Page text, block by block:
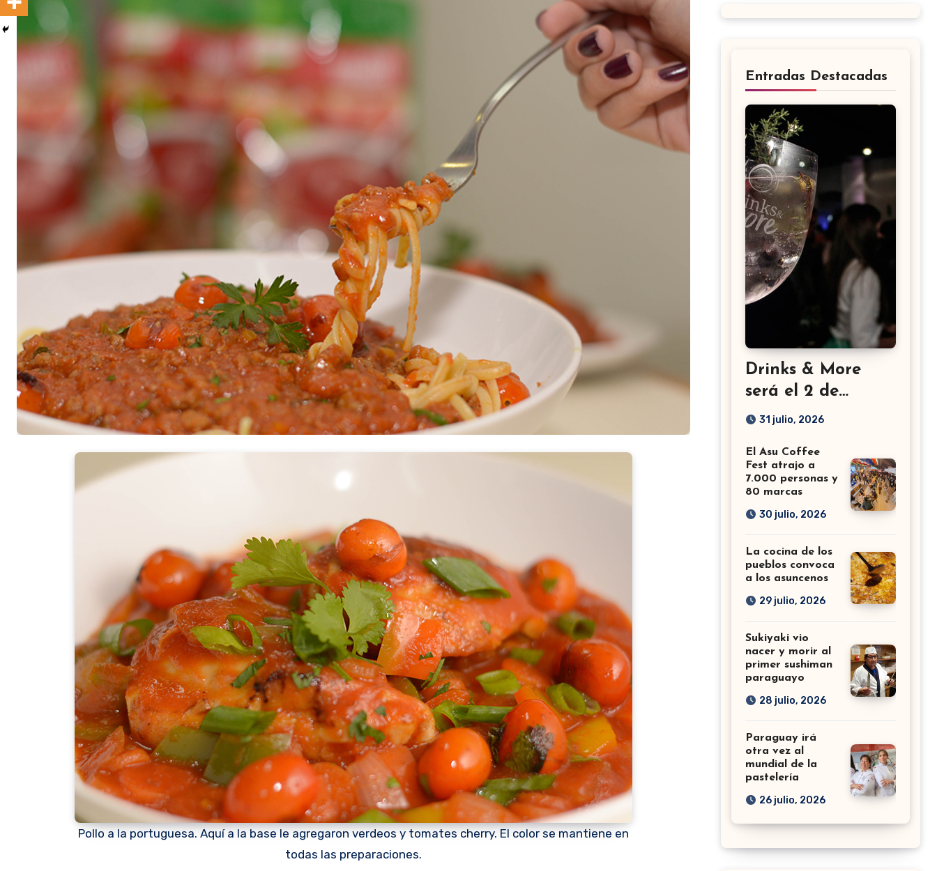
Pollo a la portuguesa. Aquí a la base le agregaron verdeos y tomates cherry. El color se mantiene en
todas las preparaciones.
Entradas Destacadas
Drinks & More
será el 2 de
setiembre en el
31 julio, 2026
El Asu Coffee
Fest atrajo a
7.000 personas y
80 marcas
30 julio, 2026
La cocina de los
pueblos convoca
a los asuncenos
29 julio, 2026
Sukiyaki vio
nacer y morir al
primer sushiman
paraguayo
28 julio, 2026
Paraguay irá
otra vez al
mundial de la
pastelería
26 julio, 2026